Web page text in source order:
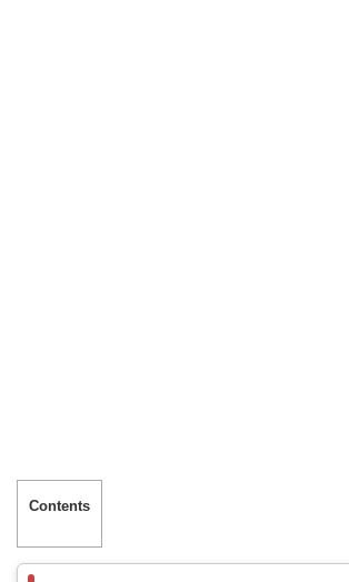
Contents